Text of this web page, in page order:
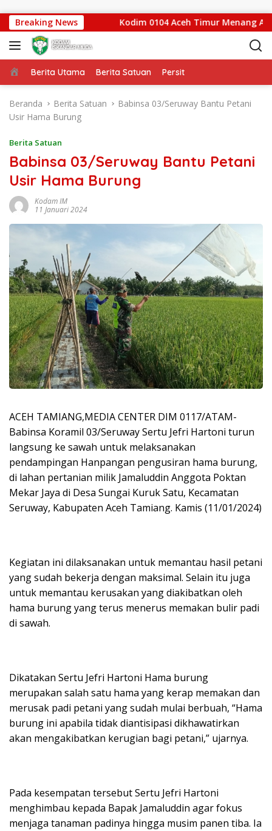
Breaking News
Tenggara Kodim 0104 Aceh Timur Menang Adu
Beranda
Berita Utama Berita Satuan Persit
Beranda Berita Satuan
Babinsa 03/Seruway Bantu Petani
Usir Hama Burung
Berita Satuan
Babinsa 03/Seruway Bantu Petani
Usir Hama Burung
Kodam IM
11 Januari 2024
ACEH TAMIANG,MEDIA CENTER DIM 0117/ATAM-
Babinsa Koramil 03/Seruway Sertu Jefri Hartoni turun
langsung ke sawah untuk melaksanakan
pendampingan Hanpangan pengusiran hama burung,
di lahan pertanian milik Jamaluddin Anggota Poktan
Mekar Jaya di Desa Sungai Kuruk Satu, Kecamatan
Seruway, Kabupaten Aceh Tamiang. Kamis (11/01/2024)
Kegiatan ini dilaksanakan untuk memantau hasil petani
yang sudah bekerja dengan maksimal. Selain itu juga
untuk memantau kerusakan yang diakibatkan oleh
hama burung yang terus menerus memakan bulir padi
di sawah.
Dikatakan Sertu Jefri Hartoni Hama burung
merupakan salah satu hama yang kerap memakan dan
merusak padi petani yang sudah mulai berbuah, “Hama
burung ini apabila tidak diantisipasi dikhawatirkan
akan mengakibatkan kerugian bagi petani,” ujarnya.
Pada kesempatan tersebut Sertu Jefri Hartoni
menghimbau kepada Bapak Jamaluddin agar fokus
menjaga tanaman padinya hingga musim panen tiba. Ia